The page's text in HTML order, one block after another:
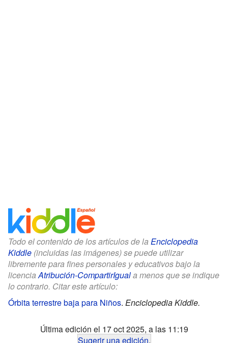
Todo el contenido de los artículos de la Enciclopedia
Kiddle (incluidas las imágenes) se puede utilizar
libremente para fines personales y educativos bajo la
licenciaAtribución-CompartirIguala menos que se indique
lo contrario. Citar este artículo:
Órbita terrestre baja para Niños. Enciclopedia Kiddle.
Última edición el 17 oct 2025, a las 11:19
Sugerir una edición.